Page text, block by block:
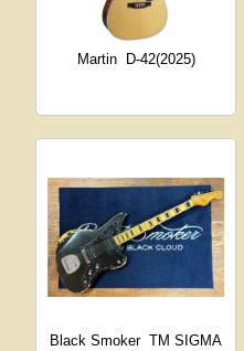
Martin D-42(2025)
Black Smoker TM SIGMA